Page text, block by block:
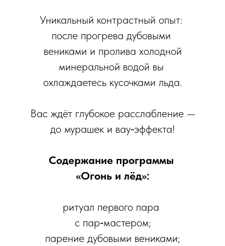
Уникальный контрастный опыт:
после прогрева дубовыми
вениками и пролива холодной
минеральной водой вы
охлаждаетесь кусочками льда.
Вас ждёт глубокое расслабление —
до мурашек и вау‑эффекта!
Содержание программы
«Огонь и лёд»:
ритуал первого пара
с пар‑мастером;
парение дубовыми вениками;